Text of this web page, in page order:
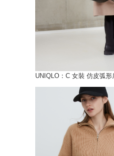
UNIQLO：C 女裝 仿皮弧